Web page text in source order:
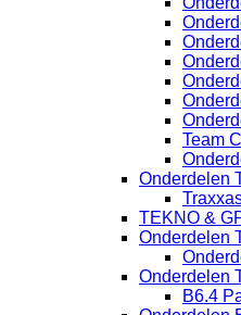
Team
Onderdelen
TEKNO &
Onderdelen
Onderdelen
B6.4